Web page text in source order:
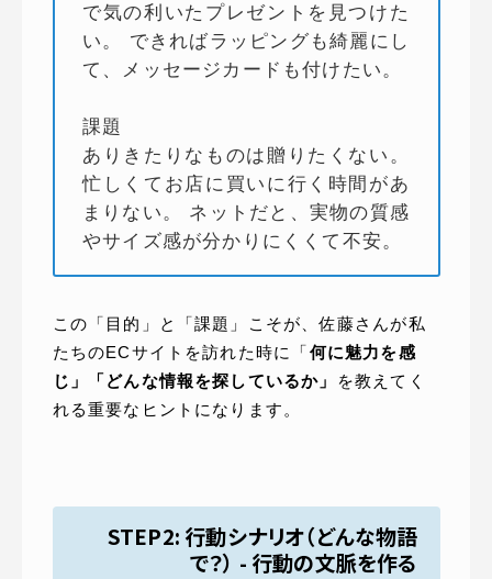
で気の利いたプレゼントを見つけた
い。 できればラッピングも綺麗にし
て、メッセージカードも付けたい。
課題
ありきたりなものは贈りたくない。
忙しくてお店に買いに行く時間があ
まりない。 ネットだと、実物の質感
やサイズ感が分かりにくくて不安。
この「目的」と「課題」こそが、佐藤さんが私
たちのECサイトを訪れた時に「何に魅力を感
じ」「どんな情報を探しているか」
を教えてく
れる重要なヒントになります。
STEP2: 行動シナリオ（どんな物語
で？） - 行動の文脈を作る